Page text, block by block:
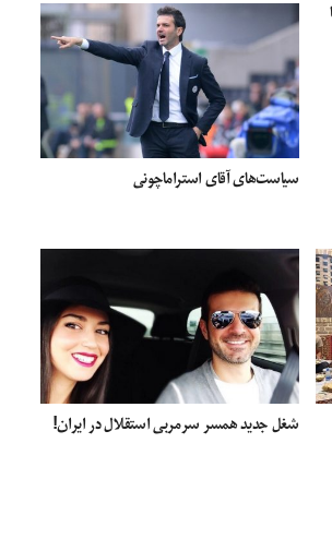
سیاست‌های آقای استراماچونی
شغل جدید همسر سرمربی استقلال در ایران!